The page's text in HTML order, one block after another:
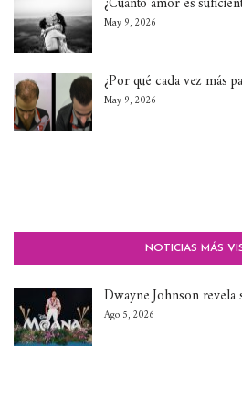
May 9, 2026
¿Por qué cada vez más
May 9, 2026
NOTICIAS MÁS
Dwayne Johnson
Ago 5, 2026